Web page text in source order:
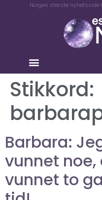
Norges største nyhetsside
Stikkord:
Barbara:
vunnet noe,
vunnet to